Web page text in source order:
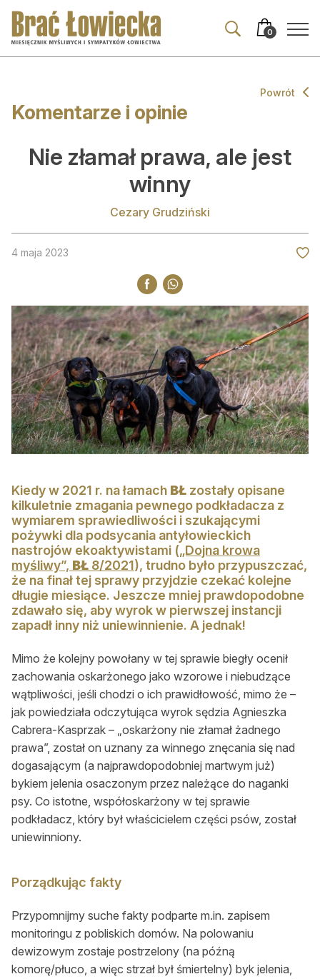
Przejdź
nawigacji
Przejdź
treści
0
Aktualności
Z zagranicy
Komentarze i opinie
Konkursy
Konkursy
Regulamin krzyżówki
Galeria
Stałe rubryki
Kynologia łowiecka
Broń, amunicja, optyka i akcesoria
W myśliwskiej kuchni
Ludzie
Archiwum
Okresy polowań
Słońce i księżyc
O nas
O nas
Gdzie kupić BŁ
Reklama
Mediakits (PDF)
Ogłoszenia drobne
Przeglądaj ogłoszenia
Zamów ogłoszenie on-line
Zamów ogłoszenie do druku
Komentarze i opinie
Powrót
Nie złamał prawa, ale jest
winny
Cezary Grudziński
4 maja 2023
Kiedy w 2021 r. na łamach BŁ zostały opisane
kilkuletnie zmagania pewnego podkładacza z
wymiarem sprawiedliwości i szukającymi
pożywki dla podsycania antyłowieckich
nastrojów ekoaktywistami („Dojna krowa
myśliwy”, BŁ 8/2021), trudno było przypuszczać,
że na finał tej sprawy przyjdzie czekać kolejne
długie miesiące. Jeszcze mniej prawdopodobne
zdawało się, aby wyrok w pierwszej instancji
zapadł inny niż uniewinnienie. A jednak!
Mimo że kolejny powołany w tej sprawie biegły ocenił
zachowania oskarżonego jako wzorowe i niebudzące
wątpliwości, jeśli chodzi o ich prawidłowość, mimo że –
jak powiedziała odczytująca wyrok sędzia Agnieszka
Cabrera-Kasprzak – „oskarżony nie złamał żadnego
prawa”, został on uznany za winnego znęcania się nad
dogasającym (a najprawdopodobniej martwym już)
bykiem jelenia osaczonym przez należące do naganki
psy. Co istotne, współoskarżony w tej sprawie
podkładacz, który był właścicielem części psów, został
uniewinniony.
Porządkując fakty
Przypomnijmy suche fakty podparte m.in. zapisem
monitoringu z pobliskich domów. Na polowaniu
dewizowym zostaje postrzelony (na późną
komorę/płuco, a więc strzał był śmiertelny) byk jelenia,